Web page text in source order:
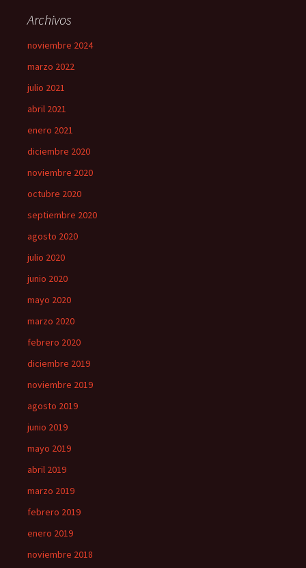
Archivos
noviembre 2024
marzo 2022
julio 2021
abril 2021
enero 2021
diciembre 2020
noviembre 2020
octubre 2020
septiembre 2020
agosto 2020
julio 2020
junio 2020
mayo 2020
marzo 2020
febrero 2020
diciembre 2019
noviembre 2019
agosto 2019
junio 2019
mayo 2019
abril 2019
marzo 2019
febrero 2019
enero 2019
noviembre 2018